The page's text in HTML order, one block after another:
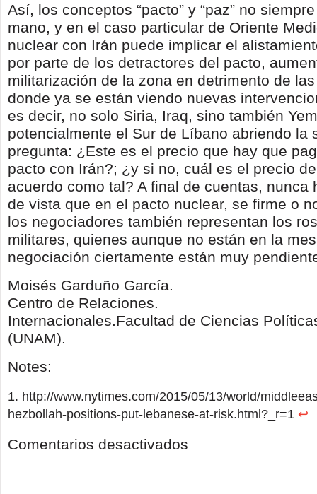
Así, los conceptos “pacto” y “paz” no
mano, y en el caso particular de Oriente
nuclear con Irán puede implicar el
por parte de los detractores del pacto,
militarización de la zona en detrimento de
donde ya se están viendo nuevas
es decir, no solo Siria, Iraq, sino también
potencialmente el Sur de Líbano abriendo la
pregunta: ¿Este es el precio que hay que
pacto con Irán?; ¿y si no, cuál es el precio
acuerdo como tal? A final de cuentas, nunca
de vista que en el pacto nuclear, se firme o
los negociadores también representan los
militares, quienes aunque no están en la
negociación ciertamente están muy
Moisés Garduño García.
Centro de Relaciones.
Internacionales.Facultad de Ciencias
(UNAM).
Notes:
http://www.nytimes.com/2015/05/13/world/
hezbollah-positions-put-lebanese-at-risk.html?_r=1 ↩
Comentarios desactivados